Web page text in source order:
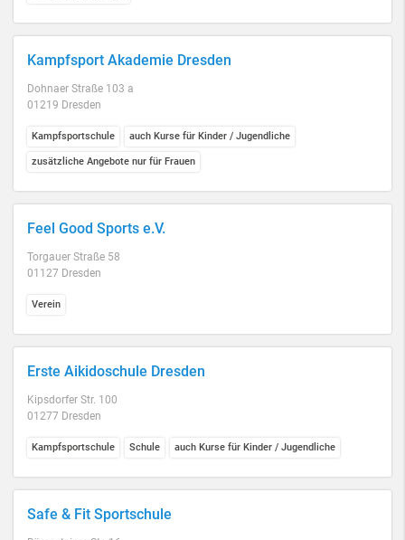
Kampfsport Akademie Dresden
Dohnaer Straße 103 a
01219 Dresden
Kampfsportschule auch Kurse für Kinder / Jugendliche
zusätzliche Angebote nur für Frauen
Feel Good Sports e.V.
Torgauer Straße 58
01127 Dresden
Verein
Erste Aikidoschule Dresden
Kipsdorfer Str. 100
01277 Dresden
Kampfsportschule Schule auch Kurse für Kinder / Jugendliche
Safe & Fit Sportschule